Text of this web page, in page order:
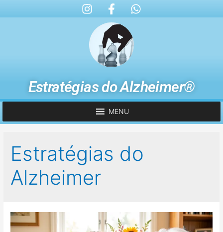
Estratégias do Alzheimer®
MENU
Estratégias do
Alzheimer